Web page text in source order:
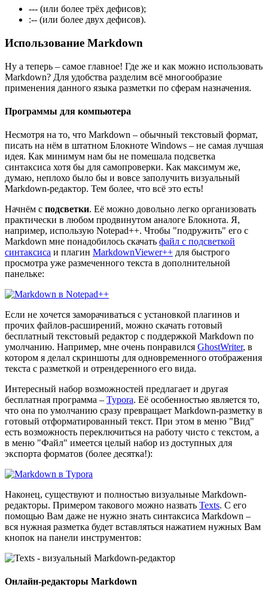
--- (или более трёх дефисов);
:-- (или более двух дефисов).
Использование Markdown
Ну а теперь – самое главное! Где же и как можно использовать
Markdown? Для удобства разделим всё многообразие
применения данного языка разметки по сферам назначения.
Программы для компьютера
Несмотря на то, что Markdown – обычный текстовый формат,
писать на нём в штатном Блокноте Windows – не самая лучшая
идея. Как минимум нам бы не помешала подсветка
синтаксиса хотя бы для самопроверки. Как максимум же,
думаю, неплохо было бы и вовсе заполучить визуальный
Markdown-редактор. Тем более, что всё это есть!
Начнём с подсветки. Её можно довольно легко организовать
практически в любом продвинутом аналоге Блокнота. Я,
например, использую Notepad++. Чтобы "подружить" его с
Markdown мне понадобилось скачать файл с подсветкой
синтаксиса и плагин MarkdownViewer++ для быстрого
просмотра уже размеченного текста в дополнительной
панельке:
Если не хочется заморачиваться с установкой плагинов и
прочих файлов-расширений, можно скачать готовый
бесплатный текстовый редактор с поддержкой Markdown по
умолчанию. Например, мне очень понравился GhostWriter, в
котором я делал скриншоты для одновременного отображения
текста с разметкой и отрендеренного его вида.
Интересный набор возможностей предлагает и другая
бесплатная программа – Typora. Её особенностью является то,
что она по умолчанию сразу превращает Markdown-разметку в
готовый отформатированный текст. При этом в меню "Вид"
есть возможность переключиться на работу чисто с текстом, а
в меню "Файл" имеется целый набор из доступных для
экспорта форматов (более десятка!):
Наконец, существуют и полностью визуальные Markdown-
редакторы. Примером такового можно назвать Texts. С его
помощью Вам даже не нужно знать синтаксиса Markdown –
вся нужная разметка будет вставляться нажатием нужных Вам
кнопок на панели инструментов:
Онлайн-редакторы Markdown